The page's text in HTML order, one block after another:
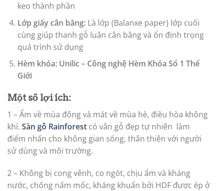
keo thành phần
Lớp giấy cân bằng: Là lớp (Balanxe paper) lớp cuối
cùng giúp thanh gỗ luân cân bằng và ổn định trọng
quá trình sử dụng
Hèm khóa: Unilic – Công nghệ Hèm Khóa Số 1 Thế
Giới
Một số lợi ích:
1 – Ấm về mùa đông và mát về mùa hè, điều hòa không
khí. Sàn gỗ Rainforest có vân gỗ đẹp tự nhiên làm
điểm nhấn cho không gian sống, thân thiện với người
sử dùng và môi trường.
2 – Không bị cong vênh, co ngót, chịu ẩm và kháng
nước, chống nấm mốc, kháng khuẩn bởi HDF được ép ở